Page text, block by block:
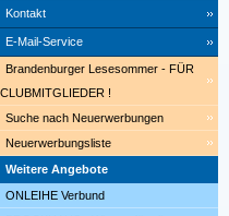
Kontakt
E-Mail-Service
Brandenburger Lesesommer - FÜR
CLUBMITGLIEDER !
Suche nach Neuerwerbungen
Neuerwerbungsliste
Weitere Angebote
ONLEIHE Verbund